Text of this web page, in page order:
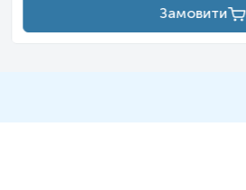
Замовити